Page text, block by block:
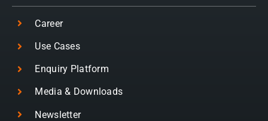
Career
Use Cases
Enquiry Platform
Media & Downloads
Newsletter